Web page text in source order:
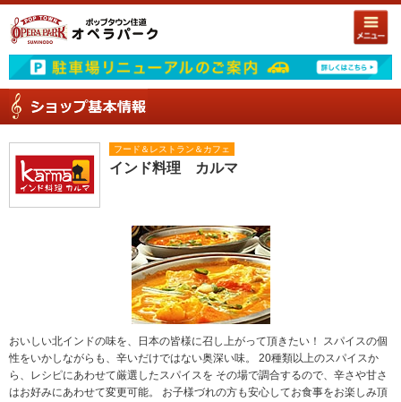
フード＆レストラン＆カフェ
インド料理 カルマ
おいしい北インドの味を、日本の皆様に召し上がって頂きたい！ スパイスの個
性をいかしながらも、辛いだけではない奥深い味。 20種類以上のスパイスか
ら、レシピにあわせて厳選したスパイスを その場で調合するので、辛さや甘さ
はお好みにあわせて変更可能。 お子様づれの方も安心してお食事をお楽しみ頂